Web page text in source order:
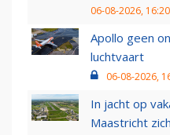
06-08-2026, 16:20
Apollo geen
luchtvaart
06-08-2026,
In jacht op
Maastricht